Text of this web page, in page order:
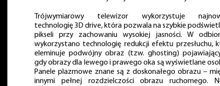
Trójwymiarowy telewizor wykorzystuje
technologię 3D drive, która pozwala na szybkie
pikseli przy zachowaniu wysokiej jasności. W
wykorzystano technologię redukcji efektu przesłuchu,
eleminuje podwójny obraz (tzw. ghosting)
gdy obrazy dla lewego i prawego oka są wyświetlane
Panele plazmowe znane są z doskonałego obrazu –
innymi pełnej rozdzielczości obrazu ruchomego.